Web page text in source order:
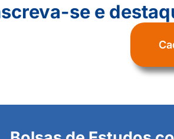
se e